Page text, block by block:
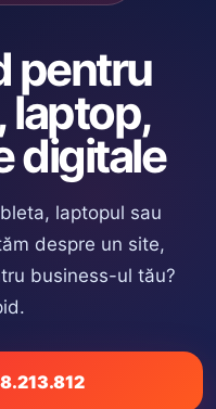
pentru
laptop,
digitale
laptopul sau
despre un site,
business-ul tău?